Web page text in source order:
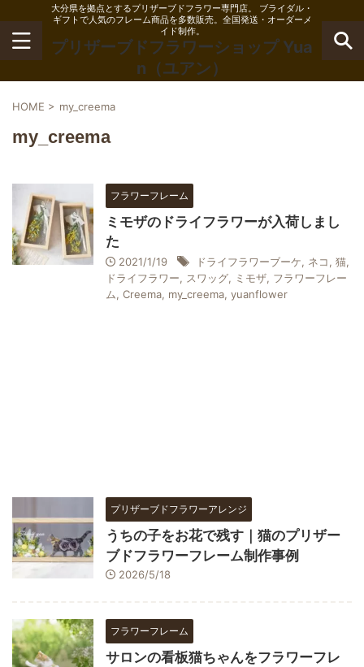
大分県を拠点とするプリザーブドフラワー専門店。 ブライダル・
ギフトで人気のフレーム商品を多数販売。全国発送・オーダーメ
イド制作。
プリザーブドフラワーショップ Yua
n（ユアン）
HOME > my_creema
my_creema
フラワーフレーム
ミモザのドライフラワーが入荷しまし
た
2021/1/19 ドライフラワーブーケ, ネコ, 猫,
ドライフラワー, スワッグ, ミモザ, フラワーフレー
ム, Creema, my_creema, yuanflower
プリザーブドフラワーアレンジ
うちの子をお花で残す｜猫のプリザー
ブドフラワーフレーム制作事例
2026/5/18
フラワーフレーム
サロンの看板猫ちゃんをフラワーフレ